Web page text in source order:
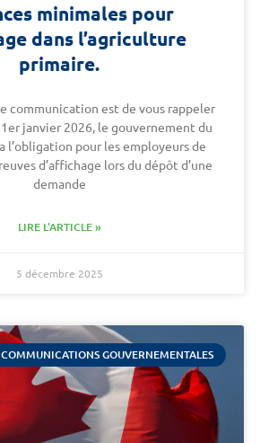
minimales pour
dans l’agriculture
primaire.
communication est de vous rappeler
janvier 2026, le gouvernement du
l’obligation pour les employeurs de
d’affichage lors du dépôt d’une
demande
LIRE L'ARTICLE »
5 décembre 2025
COMMUNICATIONS GOUVERNEMENTALES